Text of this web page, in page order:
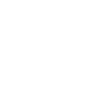
「AFTEE先享後付」
，可透過四大超商／
成。